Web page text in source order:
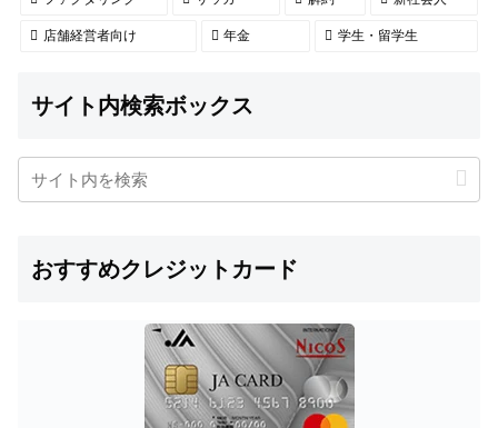
店舗経営者向け 年金 学生・留学生
サイト内検索ボックス
おすすめクレジットカード